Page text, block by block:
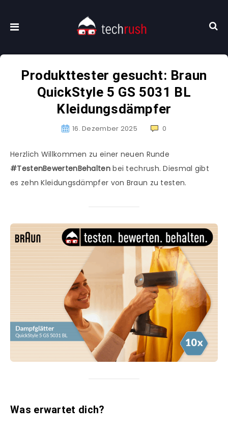
Produkttester gesucht: Braun
QuickStyle 5 GS 5031 BL
Kleidungsdämpfer
16. Dezember 2025 0
Herzlich Willkommen zu einer neuen Runde
#TestenBewertenBehaltenbei techrush. Diesmal gibt
es zehn Kleidungsdämpfer von Braun zu testen.
Was erwartet dich?